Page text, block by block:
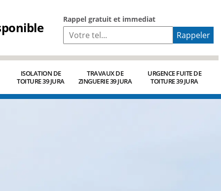
Rappel gratuit et immediat
ISOLATION DE
TOITURE 39 JURA
TRAVAUX DE
ZINGUERIE 39 JURA
URGENCE FUITE DE
TOITURE 39 JURA